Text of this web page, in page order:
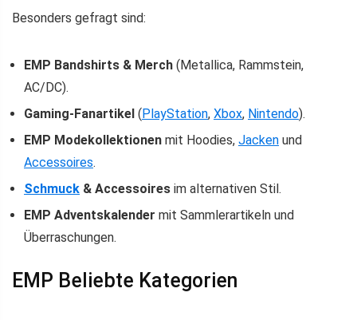
Besonders gefragt sind:
EMP Bandshirts & Merch (Metallica, Rammstein,
AC/DC).
Gaming-Fanartikel (PlayStation, Xbox, Nintendo).
EMP Modekollektionen mit Hoodies, Jacken und
Accessoires.
Schmuck & Accessoires im alternativen Stil.
EMP Adventskalender mit Sammlerartikeln und
Überraschungen.
EMP Beliebte Kategorien